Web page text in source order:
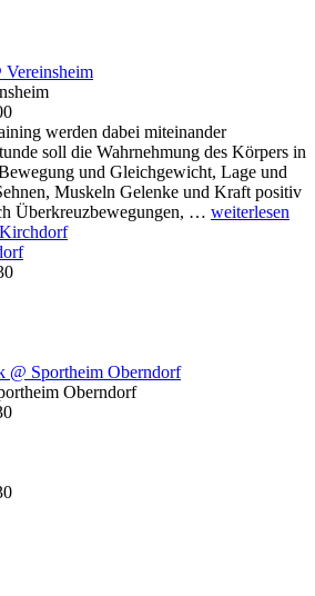
Vereinsheim
werden dabei miteinander
soll die Wahrnehmung des Körpers in
und Gleichgewicht, Lage und
Muskeln Gelenke und Kraft positiv
Überkreuzbewegungen, … weiterlesen
@ Sportheim Oberndorf
Oberndorf